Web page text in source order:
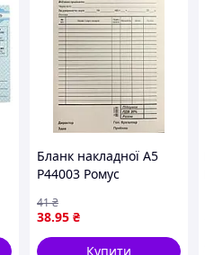
Бланк накладної А5
Р44003 Ромус
38.95 ₴
41₴
Купити